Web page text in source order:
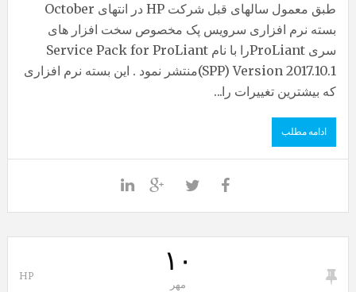
طبق معمول سالهای قبل شرکت HP در انتهای October
بسته نرم افزاری سرویس پک مخصوص سخت افزار های
سری ProLiantرا با نام Service Pack for ProLiant
(SPP) Version 2017.10.1منتشر نمود . این بسته نرم افزاری
که بیشترین تغییرات را...
ادامه مطلب
۱۰
مهر
HP